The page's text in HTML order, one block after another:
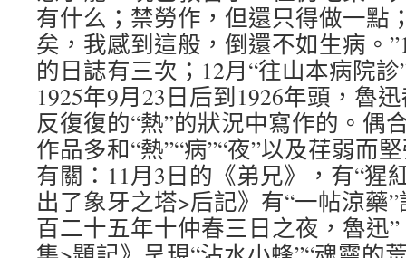
有什么；禁勞作，但還只得做一點
矣，我感到這般，倒還不如生病。
的日誌有三次；12月“往山本病院
1925年9月23日后到1926年頭，魯
反復復的“熱”的狀況中寫作的。偶
作品多和“熱”“病”“夜”以及荏弱而
有關：11月3日的《弟兄》，有“猩
出了象牙之塔>后記》有“一帖涼藥
百二十五年十仲春三日之夜，魯迅